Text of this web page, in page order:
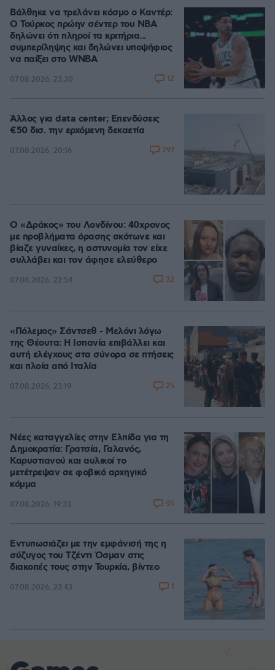
Βάλθηκε να τρελάνει κόσμο ο Καντέρ:
Ο Τούρκος πρώην σέντερ του NBA
δηλώνει ότι πληροί τα κριτήρια...
συμπερίληψης και δηλώνει υποψήφιος
να παίξει στο WNBA
07.08.2026, 23:30 12
Άλλος για data center; Επενδύσεις
€50 δισ. την ερχόμενη δεκαετία
07.08.2026, 20:16 297
Ο «Δράκος» του Λονδίνου: 40χρονος
με προβλήματα όρασης σκότωνε και
βίαζε γυναίκες, η αστυνομία τον είχε
συλλάβει και τον άφησε ελεύθερο
07.08.2026, 22:54 32
«Πόλεμος» Σάντσεθ - Μελόνι λόγω
της Θέουτα: Η Ισπανία επιβάλλει και
αυτή ελέγχους στα σύνορα σε πτήσεις
και πλοία από Ιταλία
07.08.2026, 23:19 25
Νέες καταγγελίες στην Ελπίδα για τη
Δημοκρατία: Γρατσία, Γαλανός,
Καρυστιανού και αυλικοί το
μετέτρεψαν σε φοβικό αρχηγικό
κόμμα
07.08.2026, 19:33 95
Εντυπωσιάζει με την εμφάνισή της η
σύζυγος του Τζέντι Όσμαν στις
διακοπές τους στην Τουρκία, βίντεο
07.08.2026, 23:43 1